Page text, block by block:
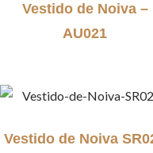
Vestido de Noiva –
AU021
Vestido de Noiva